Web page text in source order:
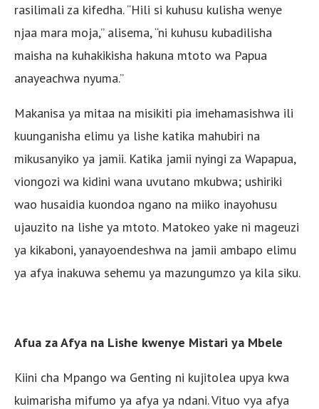
rasilimali za kifedha. “Hili si kuhusu kulisha wenye
njaa mara moja,” alisema, “ni kuhusu kubadilisha
maisha na kuhakikisha hakuna mtoto wa Papua
anayeachwa nyuma.”
Makanisa ya mitaa na misikiti pia imehamasishwa ili
kuunganisha elimu ya lishe katika mahubiri na
mikusanyiko ya jamii. Katika jamii nyingi za Wapapua,
viongozi wa kidini wana uvutano mkubwa; ushiriki
wao husaidia kuondoa ngano na miiko inayohusu
ujauzito na lishe ya mtoto. Matokeo yake ni mageuzi
ya kikaboni, yanayoendeshwa na jamii ambapo elimu
ya afya inakuwa sehemu ya mazungumzo ya kila siku.
Afua za Afya na Lishe kwenye Mistari ya Mbele
Kiini cha Mpango wa Genting ni kujitolea upya kwa
kuimarisha mifumo ya afya ya ndani. Vituo vya afya